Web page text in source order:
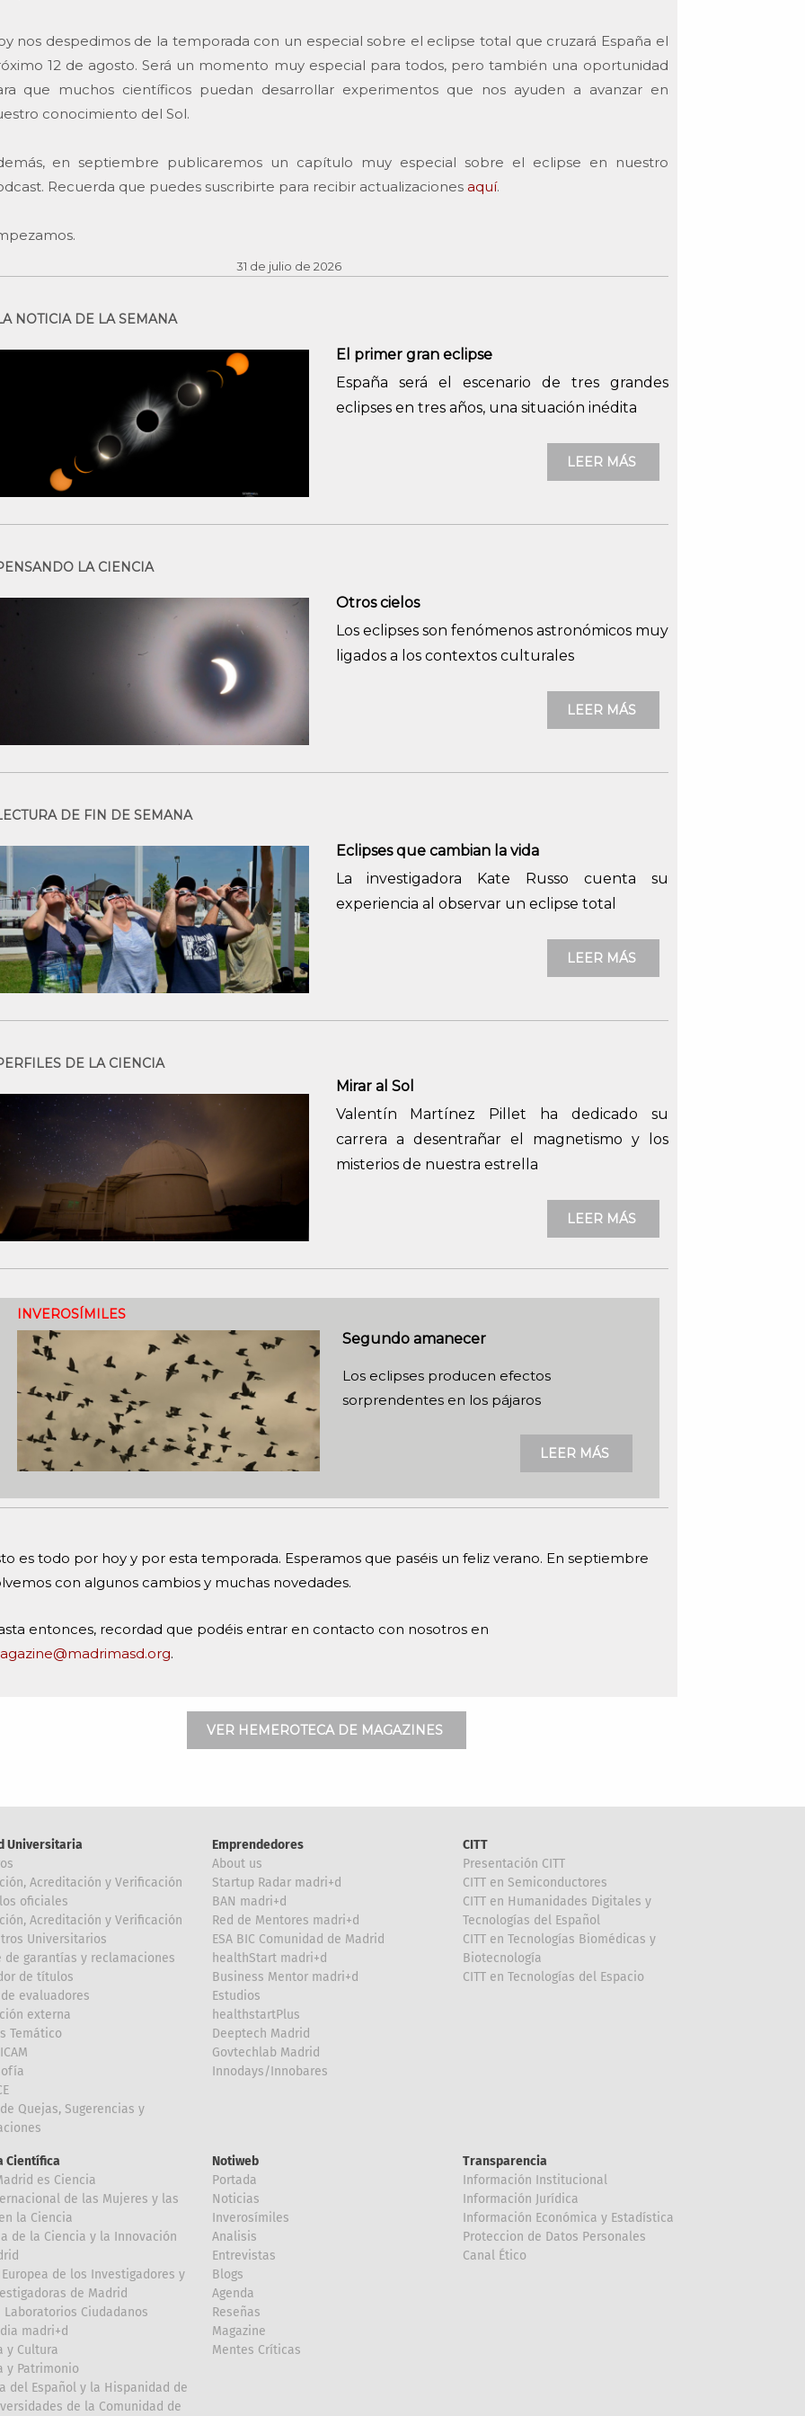
nos despedimos de la temporada con un especial sobre el eclipse total que cruzará España el
12 de agosto. Será un momento muy especial para todos, pero también una oportunidad
que muchos científicos puedan desarrollar experimentos que nos ayuden a avanzar en
conocimiento del Sol.
en septiembre publicaremos un capítulo muy especial sobre el eclipse en nuestro
Recuerda que puedes suscribirte para recibir actualizaciones aquí.
de julio de 2026
NOTICIA DE LA SEMANA
El primer gran eclipse
España será el escenario de tres grandes
eclipses en tres años, una situación inédita
LEER MÁS
LA CIENCIA
Otros cielos
Los eclipses son fenómenos astronómicos muy
ligados a los contextos culturales
LEER MÁS
DE FIN DE SEMANA
Eclipses que cambian la vida
La investigadora Kate Russo cuenta su
experiencia al observar un eclipse total
LEER MÁS
DE LA CIENCIA
Mirar al Sol
Valentín Martínez Pillet ha dedicado su
carrera a desentrañar el magnetismo y los
misterios de nuestra estrella
LEER MÁS
INVEROSÍMILES
Segundo amanecer
Los eclipses producen efectos
sorprendentes en los pájaros
LEER MÁS
es todo por hoy y por esta temporada. Esperamos que paséis un feliz verano. En septiembre
con algunos cambios y muchas novedades.
entonces, recordad que podéis entrar en contacto con nosotros en
.
VER HEMEROTECA DE MAGAZINES
Universitaria
Acreditación y Verificación
oficiales
Acreditación y Verificación
Universitarios
de garantías y reclamaciones
de títulos
evaluadores
externa
Temático
Quejas, Sugerencias y
Emprendedores
About us
Startup Radar madri+d
BAN madri+d
Red de Mentores madri+d
ESA BIC Comunidad de Madrid
healthStart madri+d
Business Mentor madri+d
Estudios
healthstartPlus
Deeptech Madrid
Govtechlab Madrid
Innodays/Innobares
CITT
Presentación CITT
CITT en Semiconductores
CITT en Humanidades Digitales y
Tecnologías del Español
CITT en Tecnologías Biomédicas y
Biotecnología
CITT en Tecnologías del Espacio
Científica
es Ciencia
de las Mujeres y las
la Ciencia
de la Ciencia y la Innovación
de los Investigadores y
de Madrid
Laboratorios Ciudadanos
madri+d
y Cultura
y Patrimonio
del Español y la Hispanidad de
de la Comunidad de
Notiweb
Portada
Noticias
Inverosímiles
Analisis
Entrevistas
Blogs
Agenda
Reseñas
Magazine
Mentes Críticas
Transparencia
Información Institucional
Información Jurídica
Información Económica y Estadística
Proteccion de Datos Personales
Canal Ético